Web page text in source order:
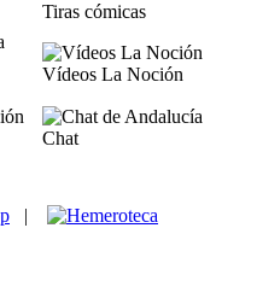
Tiras cómicas
Vídeos La Noción
Chat
|